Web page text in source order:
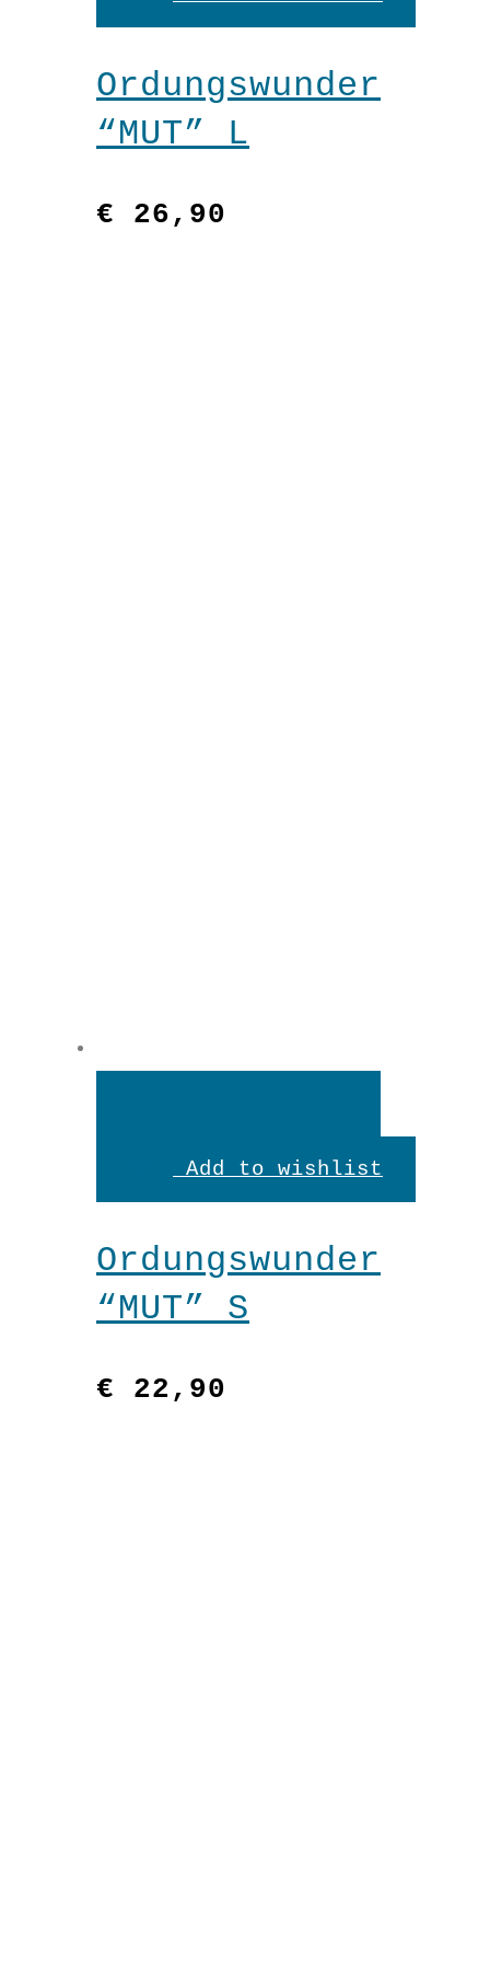
Ordungswunder
“MUT” L
€ 26,90
den
Add to wishlist
Ordungswunder
“MUT” S
€ 22,90